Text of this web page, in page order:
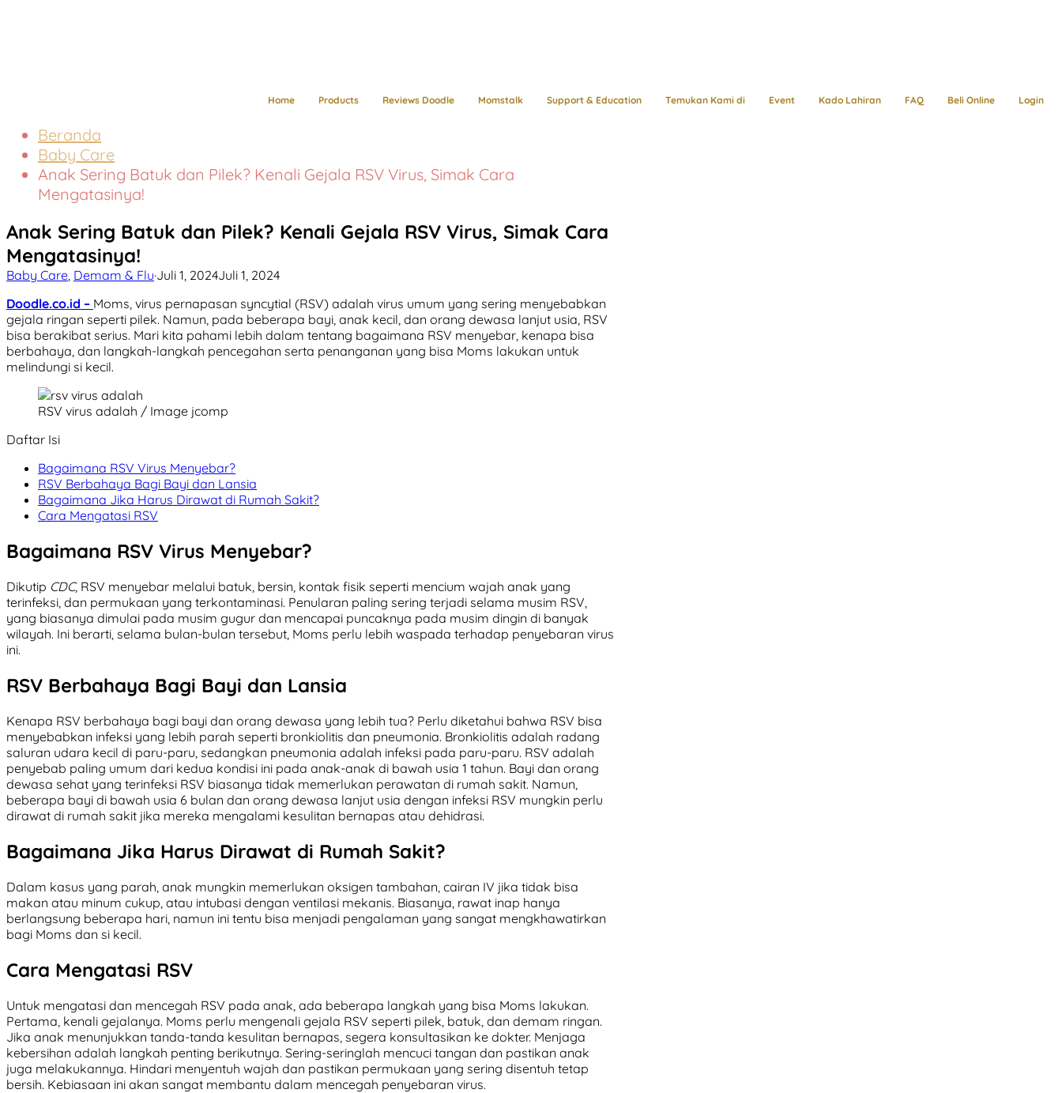
Home Products Reviews Doodle Momstalk Support & Education Temukan Kami di Event Kado Lahiran FAQ Beli Online Login
Beranda
Baby Care
Anak Sering Batuk dan Pilek? Kenali Gejala RSV Virus, Simak Cara
Mengatasinya!
Anak Sering Batuk dan Pilek? Kenali Gejala RSV Virus, Simak Cara
Mengatasinya!
Baby Care, Demam & Flu·Juli 1, 2024Juli 1, 2024
Doodle.co.id – Moms, virus pernapasan syncytial (RSV) adalah virus umum yang sering menyebabkan
gejala ringan seperti pilek. Namun, pada beberapa bayi, anak kecil, dan orang dewasa lanjut usia, RSV
bisa berakibat serius. Mari kita pahami lebih dalam tentang bagaimana RSV menyebar, kenapa bisa
berbahaya, dan langkah-langkah pencegahan serta penanganan yang bisa Moms lakukan untuk
melindungi si kecil.
RSV virus adalah / Image jcomp
Daftar Isi
Bagaimana RSV Virus Menyebar?
RSV Berbahaya Bagi Bayi dan Lansia
Bagaimana Jika Harus Dirawat di Rumah Sakit?
Cara Mengatasi RSV
Bagaimana RSV Virus Menyebar?
Dikutip CDC, RSV menyebar melalui batuk, bersin, kontak fisik seperti mencium wajah anak yang
terinfeksi, dan permukaan yang terkontaminasi. Penularan paling sering terjadi selama musim RSV,
yang biasanya dimulai pada musim gugur dan mencapai puncaknya pada musim dingin di banyak
wilayah. Ini berarti, selama bulan-bulan tersebut, Moms perlu lebih waspada terhadap penyebaran virus
ini.
RSV Berbahaya Bagi Bayi dan Lansia
Kenapa RSV berbahaya bagi bayi dan orang dewasa yang lebih tua? Perlu diketahui bahwa RSV bisa
menyebabkan infeksi yang lebih parah seperti bronkiolitis dan pneumonia. Bronkiolitis adalah radang
saluran udara kecil di paru-paru, sedangkan pneumonia adalah infeksi pada paru-paru. RSV adalah
penyebab paling umum dari kedua kondisi ini pada anak-anak di bawah usia 1 tahun. Bayi dan orang
dewasa sehat yang terinfeksi RSV biasanya tidak memerlukan perawatan di rumah sakit. Namun,
beberapa bayi di bawah usia 6 bulan dan orang dewasa lanjut usia dengan infeksi RSV mungkin perlu
dirawat di rumah sakit jika mereka mengalami kesulitan bernapas atau dehidrasi.
Bagaimana Jika Harus Dirawat di Rumah Sakit?
Dalam kasus yang parah, anak mungkin memerlukan oksigen tambahan, cairan IV jika tidak bisa
makan atau minum cukup, atau intubasi dengan ventilasi mekanis. Biasanya, rawat inap hanya
berlangsung beberapa hari, namun ini tentu bisa menjadi pengalaman yang sangat mengkhawatirkan
bagi Moms dan si kecil.
Cara Mengatasi RSV
Untuk mengatasi dan mencegah RSV pada anak, ada beberapa langkah yang bisa Moms lakukan.
Pertama, kenali gejalanya. Moms perlu mengenali gejala RSV seperti pilek, batuk, dan demam ringan.
Jika anak menunjukkan tanda-tanda kesulitan bernapas, segera konsultasikan ke dokter. Menjaga
kebersihan adalah langkah penting berikutnya. Sering-seringlah mencuci tangan dan pastikan anak
juga melakukannya. Hindari menyentuh wajah dan pastikan permukaan yang sering disentuh tetap
bersih. Kebiasaan ini akan sangat membantu dalam mencegah penyebaran virus.